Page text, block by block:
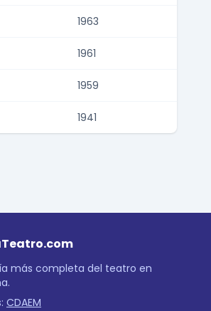
1963
1961
1959
1941
más completa del teatro en
CDAEM